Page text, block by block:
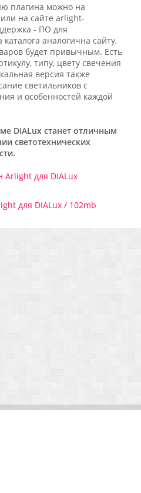
плагина можно на
или на сайте arlight-
- ПО для
аналогична сайту,
будет привычным. Есть
типу, цвету свечения
версия также
светильников с
и особенностей каждой
DIALux станет отличным
светотехнических
для DIALux / 102mb